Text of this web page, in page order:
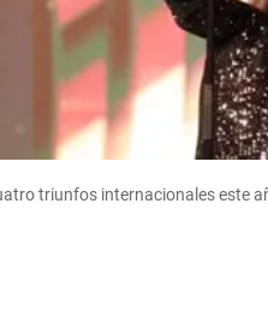
triunfos internacionales este